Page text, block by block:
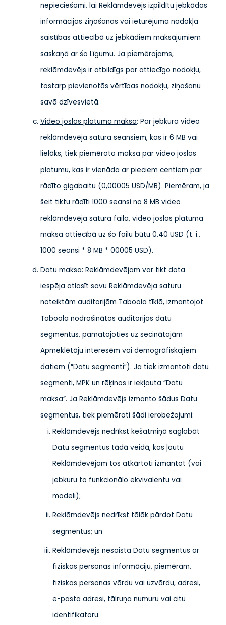
nepieciešami, lai Reklāmdevējs izpildītu jebkādas
informācijas ziņošanas vai ieturējuma nodokļa
saistības attiecībā uz jebkādiem maksājumiem
saskaņā ar šo Līgumu. Ja piemērojams,
reklāmdevējs ir atbildīgs par attiecīgo nodokļu,
tostarp pievienotās vērtības nodokļu, ziņošanu
savā dzīvesvietā.
Video joslas platuma maksa: Par jebkura video
reklāmdevēja satura seansiem, kas ir 6 MB vai
lielāks, tiek piemērota maksa par video joslas
platumu, kas ir vienāda ar pieciem centiem par
rādīto gigabaitu (0,00005 USD/MB). Piemēram, ja
šeit tiktu rādīti 1000 seansi no 8 MB video
reklāmdevēja satura faila, video joslas platuma
maksa attiecībā uz šo failu būtu 0,40 USD (t. i.,
1000 seansi * 8 MB * 00005 USD).
Datu maksa: Reklāmdevējam var tikt dota
iespēja atlasīt savu Reklāmdevēja saturu
noteiktām auditorijām Taboola tīklā, izmantojot
Taboola nodrošinātos auditorijas datu
segmentus, pamatojoties uz secinātajām
Apmeklētāju interesēm vai demogrāfiskajiem
datiem (“Datu segmenti”). Ja tiek izmantoti datu
segmenti, MPK un rēķinos ir iekļauta “Datu
maksa”. Ja Reklāmdevējs izmanto šādus Datu
segmentus, tiek piemēroti šādi ierobežojumi:
Reklāmdevējs nedrīkst kešatmiņā saglabāt
Datu segmentus tādā veidā, kas ļautu
Reklāmdevējam tos atkārtoti izmantot (vai
jebkuru to funkcionālo ekvivalentu vai
modeli);
Reklāmdevējs nedrīkst tālāk pārdot Datu
segmentus; un
Reklāmdevējs nesaista Datu segmentus ar
fiziskas personas informāciju, piemēram,
fiziskas personas vārdu vai uzvārdu, adresi,
e-pasta adresi, tālruņa numuru vai citu
identifikatoru.